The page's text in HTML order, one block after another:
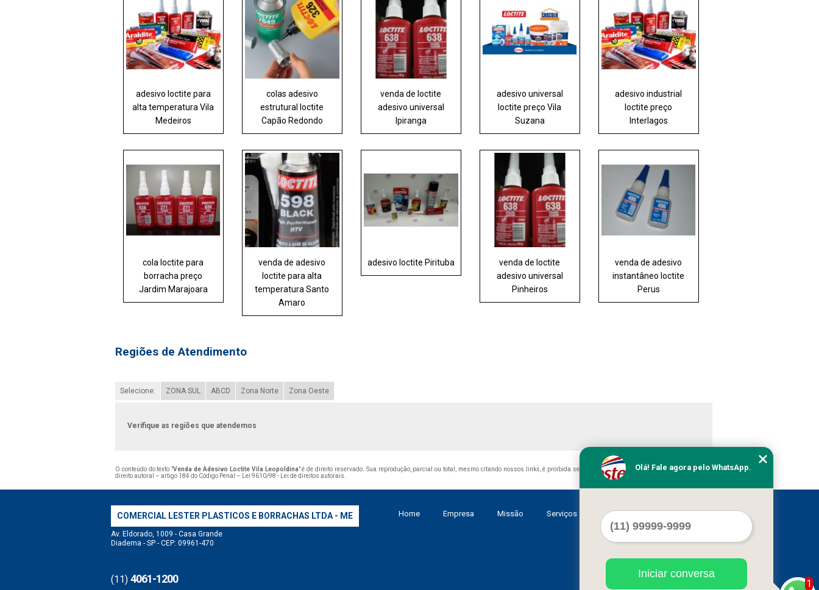
adesivo loctite para
alta temperatura Vila
Medeiros
colas adesivo
estrutural loctite
Capão Redondo
venda de loctite
adesivo universal
Ipiranga
adesivo universal
loctite preço Vila
Suzana
adesivo industrial
loctite preço
Interlagos
cola loctite para
borracha preço
Jardim Marajoara
venda de adesivo
loctite para alta
temperatura Santo
Amaro
adesivo loctite Pirituba
venda de loctite
adesivo universal
Pinheiros
venda de adesivo
instantâneo loctite
Perus
Regiões de Atendimento
Selecione: ZONA SUL ABCD Zona Norte Zona Oeste
Verifique as regiões que atendemos
O conteúdo do texto "Venda de Adesivo Loctite Vila Leopoldina" é de direito reservado. Sua reprodução, parcial ou total, mesmo citando nossos links, é proibida sem a autorização do autor. Crime de violação de
direito autoral – artigo 184 do Código Penal –
Lei 9610/98 - Lei de direitos autorais
COMERCIAL LESTER PLASTICOS E BORRACHAS LTDA - ME
Av. Eldorado, 1009 - Casa Grande
Diadema - SP - CEP: 09961-470
(11) 4061-1200
Home Empresa Missão Serviços Contato Mapa do site
1
Olá! Fale agora pelo WhatsApp.
Iniciar conversa